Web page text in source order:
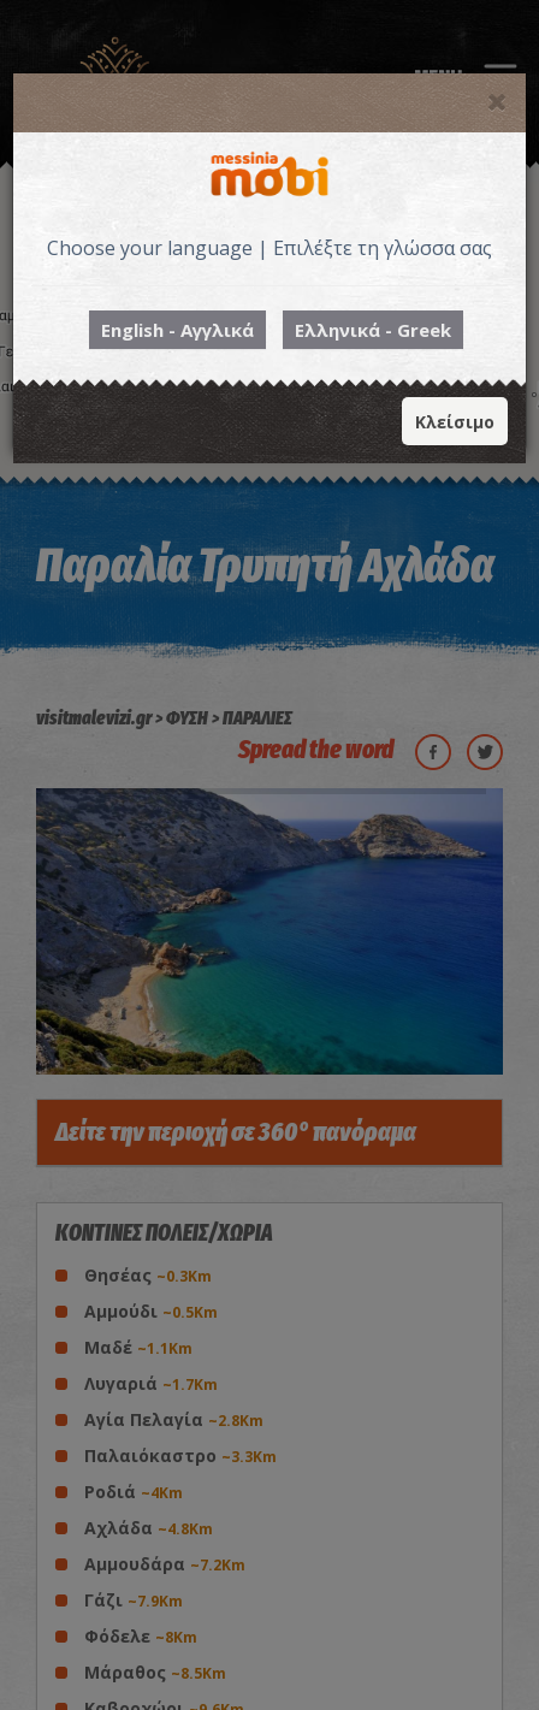
MENU
Η εικόνα ενδέχεται να υπόκειται σε πνευματικά δικαιώματα
Παραλία Τρυπητή Αχλάδα
visitmalevizi.gr ΦΥΣΗ ΠΑΡΑΛΙΕΣ
Spread the word
Δείτε την περιοχή σε 360° πανόραμα
ΚΟΝΤΙΝΕΣ ΠΟΛΕΙΣ/ΧΩΡΙΑ
Θησέας ~0.3Km
Αμμούδι ~0.5Km
Μαδέ ~1.1Km
Λυγαριά ~1.7Km
Αγία Πελαγία ~2.8Km
Παλαιόκαστρο ~3.3Km
Ροδιά ~4Km
Αχλάδα ~4.8Km
Αμμουδάρα ~7.2Km
Γάζι ~7.9Km
Φόδελε ~8Km
Μάραθος ~8.5Km
Choose your language | Επιλέξτε τη γλώσσα σας
English - Αγγλικά Ελληνικά - Greek
Κλείσιμο